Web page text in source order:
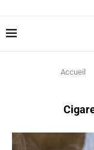
Accueil